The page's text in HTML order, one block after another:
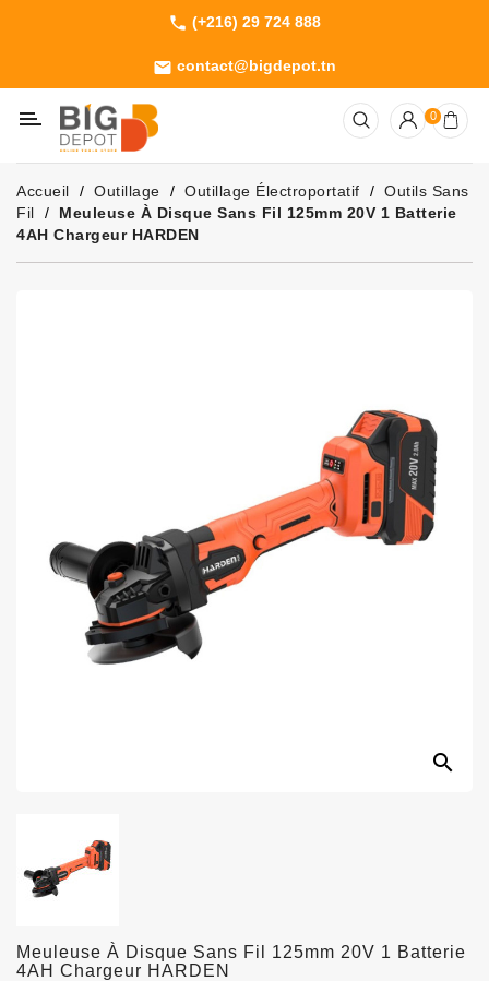
phone (+216) 29 724 888
email contact@bigdepot.tn
Machines
Outillage
Jardinage
Consommables
0
Accueil Outillage Outillage Électroportatif
Outils Sans
Fil
Meuleuse À Disque Sans Fil 125mm 20V 1 Batterie
4AH Chargeur HARDEN
search
Meuleuse À Disque Sans Fil 125mm 20V 1 Batterie
4AH Chargeur HARDEN